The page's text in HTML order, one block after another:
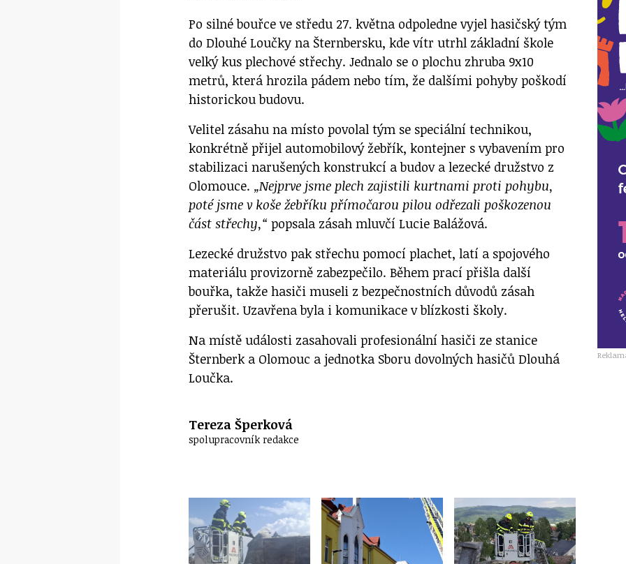
Po silné bouřce ve středu 27. května odpoledne vyjel hasičský tým
do Dlouhé Loučky na Šternbersku, kde vítr utrhl základní škole
velký kus plechové střechy. Jednalo se o plochu zhruba 9x10
metrů, která hrozila pádem nebo tím, že dalšími pohyby poškodí
historickou budovu.
Velitel zásahu na místo povolal tým se speciální technikou,
konkrétně přijel automobilový žebřík, kontejner s vybavením pro
stabilizaci narušených konstrukcí a budov a lezecké družstvo z
Olomouce. „Nejprve jsme plech zajistili kurtnami proti pohybu,
poté jsme v koše žebříku přímočarou pilou odřezali poškozenou
část střechy,“ popsala zásah mluvčí Lucie Balážová.
Lezecké družstvo pak střechu pomocí plachet, latí a spojového
materiálu provizorně zabezpečilo. Během prací přišla další
bouřka, takže hasiči museli z bezpečnostních důvodů zásah
přerušit. Uzavřena byla i komunikace v blízkosti školy.
Na místě události zasahovali profesionální hasiči ze stanice
Šternberk a Olomouc a jednotka Sboru dovolných hasičů Dlouhá
Loučka.
Tereza Šperková
spolupracovník redakce